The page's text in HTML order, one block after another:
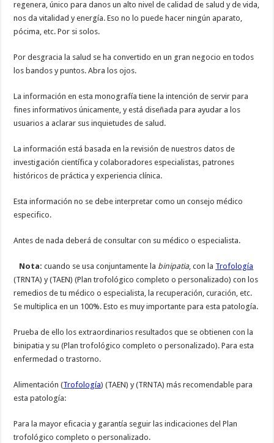
regenera, único para danos un alto nivel de calidad de salud y de vida,
nos da vitalidad y energía. Eso no lo puede hacer ningún aparato,
pócima, etc. Por si solos.
Por desgracia la salud se ha convertido en un gran negocio en todos
los bandos y puntos. Abra los ojos.
La información en esta monografía tiene la intención de servir para
fines informativos únicamente, y está diseñada para ayudar a los
usuarios a aclarar sus inquietudes de salud.
La información está basada en la revisión de nuestros datos de
investigación científica y colaboradores especialistas, patrones
históricos de práctica y experiencia clínica.
Esta información no se debe interpretar como un consejo médico
especifico.
Antes de nada deberá de consultar con su médico o especialista.
Nota:cuando se usa conjuntamente la binipatia, con la Trofología
(TRNTA) y (TAEN) (Plan trofológico completo o personalizado) con los
remedios de tu médico o especialista, la recuperación, curación, etc.
Se multiplica en un 100%. Esto es muy importante para esta patología.
Prueba de ello los extraordinarios resultados que se obtienen con la
binipatia y su (Plan trofológico completo o personalizado). Para esta
enfermedad o trastorno.
Alimentación (Trofología) (TAEN) y (TRNTA) más recomendable para
esta patología:
Para la mayor eficacia y garantía seguir las indicaciones del Plan
trofológico completo o personalizado.